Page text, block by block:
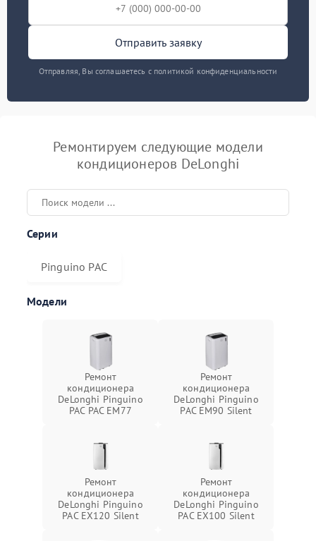
Отправить заявку
Отправляя, Вы соглашаетесь с политикой конфиденциальности
Ремонтируем следующие модели
кондиционеров DeLonghi
Серии
Pinguino PAC
Модели
Ремонт
кондиционера
DeLonghi Pinguino
PAC PAC EM77
Ремонт
кондиционера
DeLonghi Pinguino
PAC EM90 Silent
Ремонт
кондиционера
DeLonghi Pinguino
PAC EX120 Silent
Ремонт
кондиционера
DeLonghi Pinguino
PAC EX100 Silent